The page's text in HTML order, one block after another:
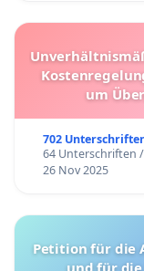
um
702
64 Unterschriften /
26 Nov 2025
Petition für die Abschaffung der Tötungsstationen